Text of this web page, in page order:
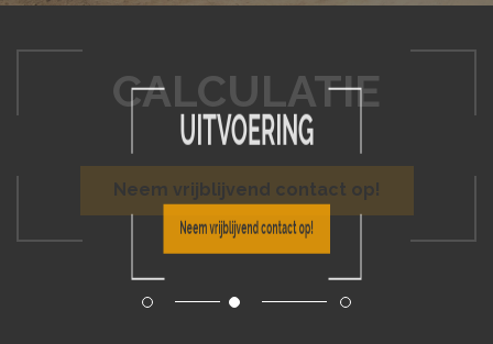
CALCULATIE
Neem vrijblijvend contact op!
UITVOERING
Neem vrijblijvend contact op!